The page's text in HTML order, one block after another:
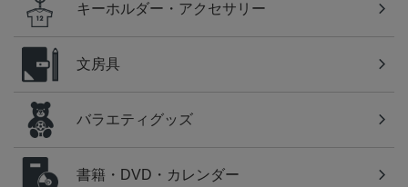
キーホルダー・アクセサリー
文房具
バラエティグッズ
書籍・DVD・カレンダー